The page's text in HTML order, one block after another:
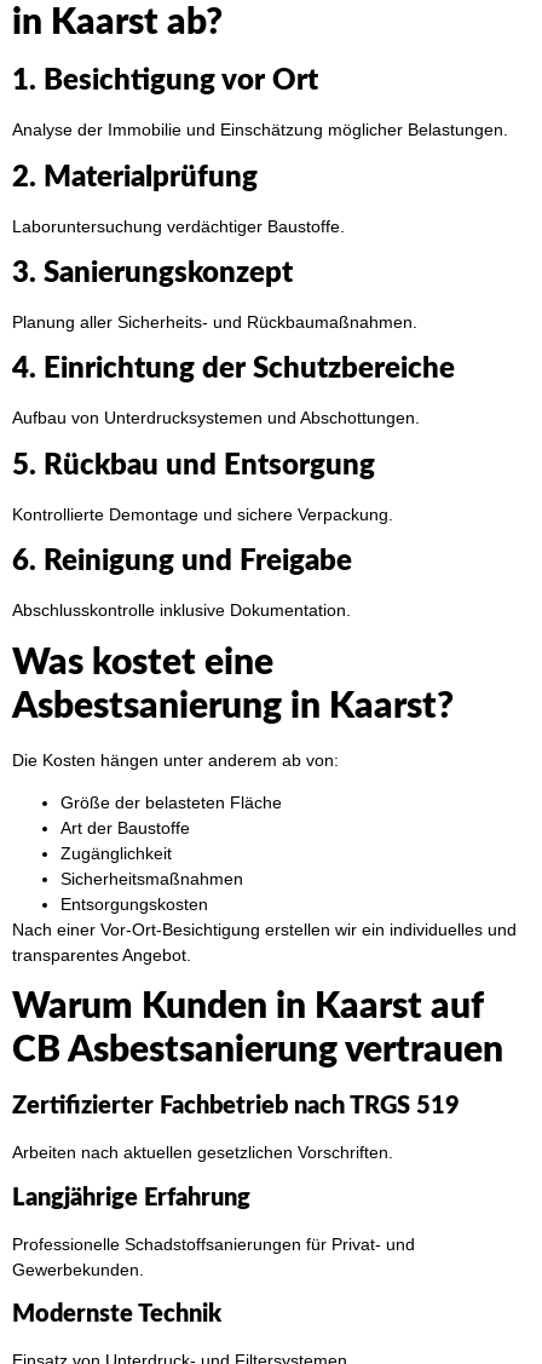
in Kaarst ab?
1. Besichtigung vor Ort
Analyse der Immobilie und Einschätzung möglicher Belastungen.
2. Materialprüfung
Laboruntersuchung verdächtiger Baustoffe.
3. Sanierungskonzept
Planung aller Sicherheits- und Rückbaumaßnahmen.
4. Einrichtung der Schutzbereiche
Aufbau von Unterdrucksystemen und Abschottungen.
5. Rückbau und Entsorgung
Kontrollierte Demontage und sichere Verpackung.
6. Reinigung und Freigabe
Abschlusskontrolle inklusive Dokumentation.
Was kostet eine
Asbestsanierung in Kaarst?
Die Kosten hängen unter anderem ab von:
Größe der belasteten Fläche
Art der Baustoffe
Zugänglichkeit
Sicherheitsmaßnahmen
Entsorgungskosten
Nach einer Vor-Ort-Besichtigung erstellen wir ein individuelles und
transparentes Angebot.
Warum Kunden in Kaarst auf
CB Asbestsanierung vertrauen
Zertifizierter Fachbetrieb nach TRGS 519
Arbeiten nach aktuellen gesetzlichen Vorschriften.
Langjährige Erfahrung
Professionelle Schadstoffsanierungen für Privat- und
Gewerbekunden.
Modernste Technik